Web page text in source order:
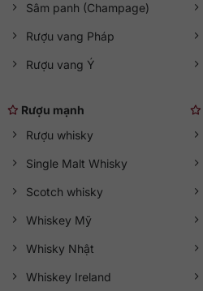
Sâm panh (Champage)
Rượu vang Pháp
Rượu vang Ý
Rượu mạnh
Rượu whisky
Single Malt Whisky
Scotch whisky
Whiskey Mỹ
Whisky Nhật
Whiskey Ireland